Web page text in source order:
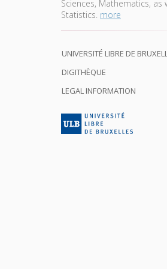
Sciences, Mathematics, as
Statistics. more
UNIVERSITÉ LIBRE DE
DIGITHÈQUE
LEGAL INFORMATION